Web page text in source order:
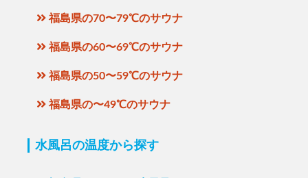
福島県の70〜79℃のサウナ
福島県の60〜69℃のサウナ
福島県の50〜59℃のサウナ
福島県の〜49℃のサウナ
水風呂の温度から探す